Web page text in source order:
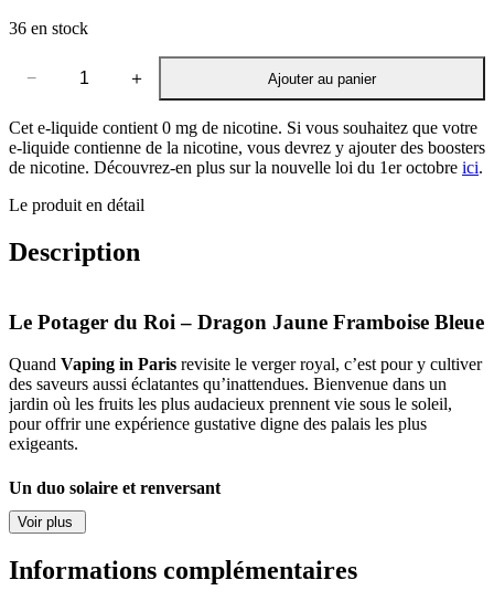
36 en stock
Le
Potager
du
-
Jaune
Framboise
ml
75
ml
− ＋ Ajouter au panier
Cet e-liquide contient 0 mg de nicotine. Si vous souhaitez que votre
e-liquide contienne de la nicotine, vous devrez y ajouter des boosters
de nicotine. Découvrez-en plus sur la nouvelle loi du 1er octobre ici.
Le produit en détail
Description
Le Potager du Roi – Dragon Jaune Framboise Bleue
Quand Vaping in Paris revisite le verger royal, c’est pour y cultiver
des saveurs aussi éclatantes qu’inattendues. Bienvenue dans un
jardin où les fruits les plus audacieux prennent vie sous le soleil,
pour offrir une expérience gustative digne des palais les plus
exigeants.
Un duo solaire et renversant
Oubliez la routine et succombez à la fusion spectaculaire du
framboise bleue, petite pépite acidulée à l’énergie débordante.
explosion fruitée
Voir plus
Informations complémentaires